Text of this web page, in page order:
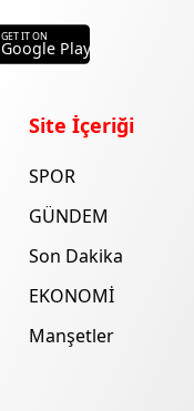
GET IT ON
Google Play
Site İçeriği
SPOR
GÜNDEM
Son Dakika
EKONOMİ
Manşetler